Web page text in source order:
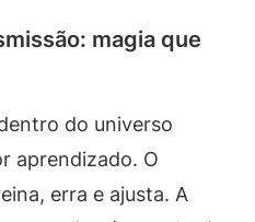
magia que
do universo
aprendizado. O
erra e ajusta. A